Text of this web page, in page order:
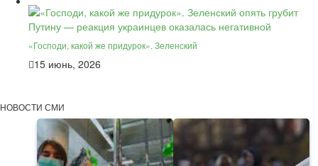
«Господи, какой же придурок». Зеленский
15 июнь, 2026
НОВОСТИ СМИ